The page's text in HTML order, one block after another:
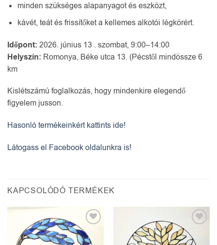
minden szükséges alapanyagot és eszközt,
kávét, teát és frissítőket a kellemes alkotói légkörért.
Időpont: 2026. június 13 . szombat, 9:00–14:00
Helyszín: Romonya, Béke utca 13. (Pécstől mindössze 6
km
Kislétszámú foglalkozás, hogy mindenkire elegendő
figyelem jusson.
Hasonló termékeinkért kattints ide!
Látogass el Facebook oldalunkra is!
KAPCSOLÓDÓ TERMÉKEK
Kedvencekhez Kedvencekhez